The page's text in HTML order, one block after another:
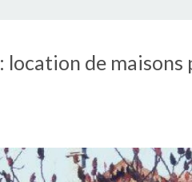
location de maisons